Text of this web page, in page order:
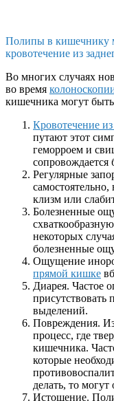
Полипы в кишечнику
кровотечение из
Во многих случаях
во время
кишечника могут
Кровотечение
путают этот
геморроем и
сопровождается
Регулярные
клизм или
Болезненные
некоторых
болезненные
Ощущение
прямой кишке
Диарея. Частое
присутствовать
выделений.
Повреждения.
процесс, где
кишечника.
которые
делать, то
Истощение.